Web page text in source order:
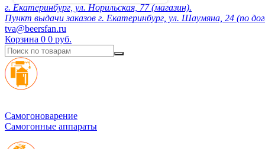
г. Екатеринбург, ул. Норильская, 77 (магазин).
Пункт выдачи заказов г. Екатеринбург, ул. Шаумяна, 24 (по
tva@beersfan.ru
Корзина 0 0 руб.
Cамогоноварение
Самогонные аппараты